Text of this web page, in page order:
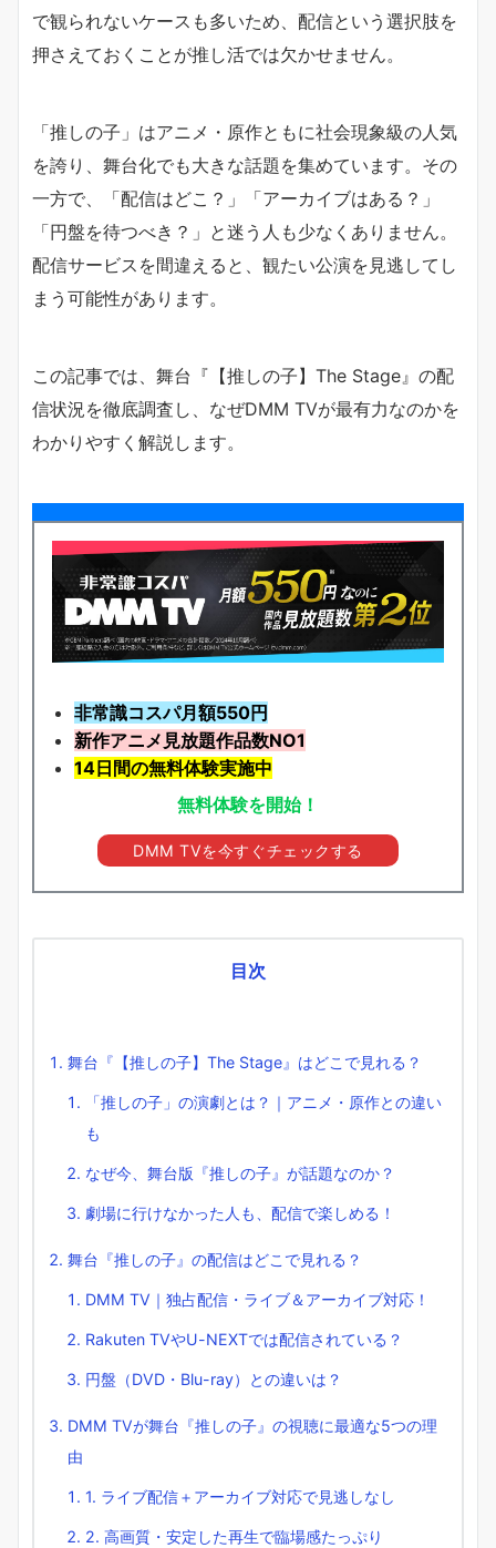
で観られないケースも多いため、配信という選択肢を
押さえておくことが推し活では欠かせません。
「推しの子」はアニメ・原作ともに社会現象級の人気
を誇り、舞台化でも大きな話題を集めています。その
一方で、「配信はどこ？」「アーカイブはある？」
「円盤を待つべき？」と迷う人も少なくありません。
配信サービスを間違えると、観たい公演を見逃してし
まう可能性があります。
この記事では、舞台『【推しの子】The Stage』の配
信状況を徹底調査し、なぜDMM TVが最有力なのかを
わかりやすく解説します。
非常識コスパ月額550円
新作アニメ見放題作品数NO1
14日間の無料体験実施中
無料体験を開始！
DMM TVを今すぐチェックする
目次
舞台『【推しの子】The Stage』はどこで見れる？
「推しの子」の演劇とは？｜アニメ・原作との違い
も
なぜ今、舞台版『推しの子』が話題なのか？
劇場に行けなかった人も、配信で楽しめる！
舞台『推しの子』の配信はどこで見れる？
DMM TV｜独占配信・ライブ＆アーカイブ対応！
Rakuten TVやU-NEXTでは配信されている？
円盤（DVD・Blu-ray）との違いは？
DMM TVが舞台『推しの子』の視聴に最適な5つの理
由
1. ライブ配信＋アーカイブ対応で見逃しなし
2. 高画質・安定した再生で臨場感たっぷり